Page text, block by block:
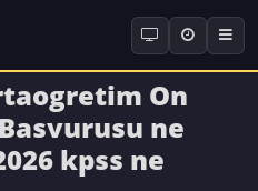
On
ne
kpss ne